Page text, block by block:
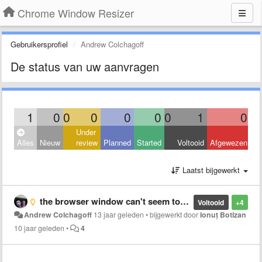
Chrome Window Resizer
Gebruikersprofiel Andrew Colchagoff
De status van uw aanvragen
1 0 0 0 0 0 0 1 0
Alles Nieuw
Under
review Planned Started Voltooid Afgewezen
Laatst bijgewerkt
+4
Voltooid
the browser window can't seem to resize to a phone properly anymore, I'm not sure if there is a way around this, maybe a combination of zooming and window resizing?
Andrew Colchagoff 13 jaar geleden •bijgewerkt doorIonuț Botizan
10 jaar geleden • 4